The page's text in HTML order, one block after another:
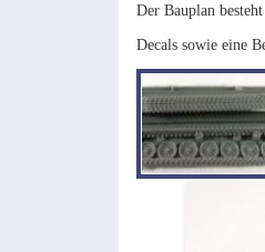
Der Bauplan
Decals sowie eine